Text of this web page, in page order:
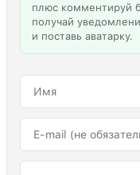
плюс комментируй
получай
и поставь аватарку.